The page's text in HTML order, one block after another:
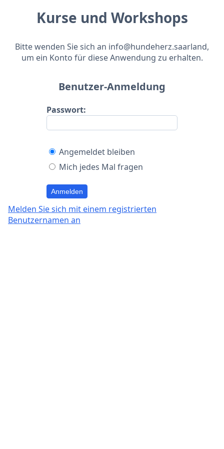
Kurse und Workshops
Bitte wenden Sie sich an info@hundeherz.saarland,
um ein Konto für diese Anwendung zu erhalten.
Benutzer-Anmeldung
Passwort:
Angemeldet bleiben
Mich jedes Mal fragen
Anmelden
Melden Sie sich mit einem registrierten
Benutzernamen an